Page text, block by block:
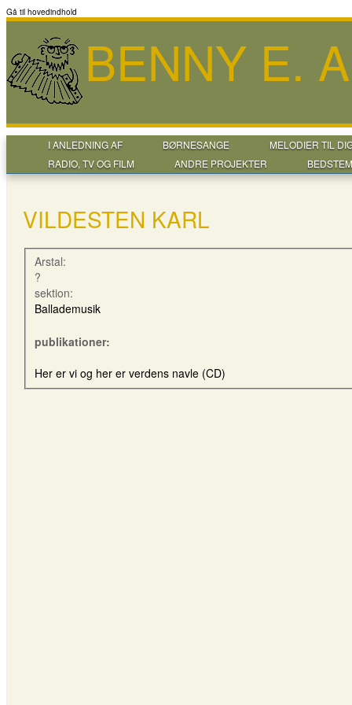
Gå til hovedindhold
BENNY E.
I ANLEDNING AF BØRNESANGE
MELODIER TIL
RADIO, TV OG FILM
ANDRE PROJEKTER
VILDESTEN KARL
Arstal:
?
sektion:
Ballademusik
publikationer:
Her er vi og her er verdens navle (CD)